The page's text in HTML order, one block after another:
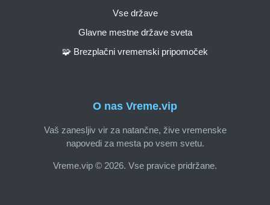
O nas Vreme.vip
Vaš zanesljiv vir za natančne, žive vremenske
napovedi za mesta po vsem svetu.
Vreme.vip © 2026. Vse pravice pridržane.
Vse države
Glavne mestne države sveta
🧩 Brezplačni vremenski pripomoček